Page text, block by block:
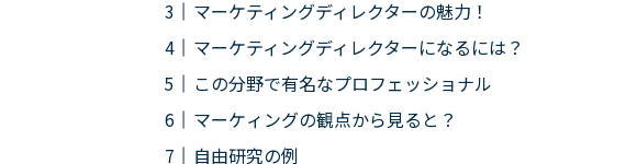
マーケティングディレクターの魅力！
マーケティングディレクターになるには？
この分野で有名なプロフェッショナル
マーケィングの観点から見ると？
自由研究の例